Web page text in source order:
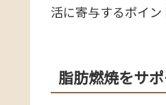
活に寄与するポイン
脂肪燃焼をサ